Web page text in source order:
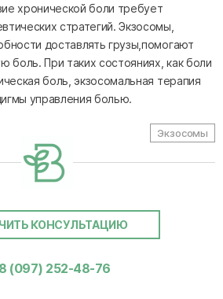
хронической боли требует
стратегий. Экзосомы,
доставлять грузы,помогают
боль. При таких состояниях, как боли
боль, экзосомальная терапия
управления болью.
Экзосомы
КОНСУЛЬТАЦИЮ
(097) 252-48-76